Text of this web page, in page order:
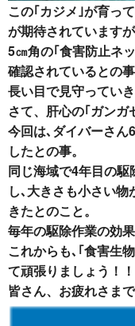
この｢カジメ｣が育っ
が期待されていますが
5㎝角の｢食害防止ネ
確認されているとの事
長い目で見守ってい
さて、肝心の｢ガンガ
今回は､ダイバーさん
したとの事。
同じ海域で4年目の駆
し､大きさも小さい物
きたとのこと。
毎年の駆除作業の効
これからも､｢食害生
て頑張りましょう！！
皆さん、お疲れさまで